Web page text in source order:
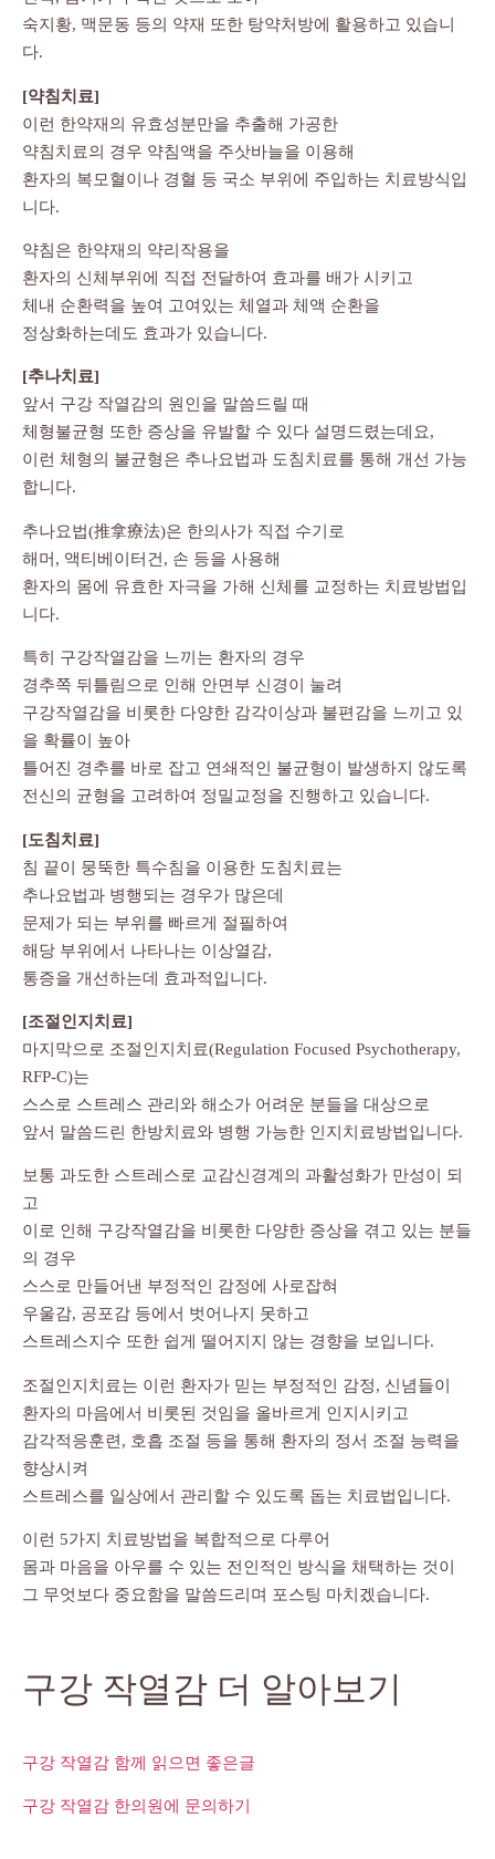
숙지황, 맥문동 등의 약재 또한 탕약처방에 활용하고 있습니
다.
[약침치료]
이런 한약재의 유효성분만을 추출해 가공한
약침치료의 경우 약침액을 주삿바늘을 이용해
환자의 복모혈이나 경혈 등 국소 부위에 주입하는 치료방식입
니다.
약침은 한약재의 약리작용을
환자의 신체부위에 직접 전달하여 효과를 배가 시키고
체내 순환력을 높여 고여있는 체열과 체액 순환을
정상화하는데도 효과가 있습니다.
[추나치료]
앞서 구강 작열감의 원인을 말씀드릴 때
체형불균형 또한 증상을 유발할 수 있다 설명드렸는데요,
이런 체형의 불균형은 추나요법과 도침치료를 통해 개선 가능
합니다.
추나요법(推拿療法)은 한의사가 직접 수기로
해머, 액티베이터건, 손 등을 사용해
환자의 몸에 유효한 자극을 가해 신체를 교정하는 치료방법입
니다.
특히 구강작열감을 느끼는 환자의 경우
경추쪽 뒤틀림으로 인해 안면부 신경이 눌려
구강작열감을 비롯한 다양한 감각이상과 불편감을 느끼고 있
을 확률이 높아
틀어진 경추를 바로 잡고 연쇄적인 불균형이 발생하지 않도록
전신의 균형을 고려하여 정밀교정을 진행하고 있습니다.
[도침치료]
침 끝이 뭉뚝한 특수침을 이용한 도침치료는
추나요법과 병행되는 경우가 많은데
문제가 되는 부위를 빠르게 절필하여
해당 부위에서 나타나는 이상열감,
통증을 개선하는데 효과적입니다.
[조절인지치료]
마지막으로 조절인지치료(Regulation Focused Psychotherapy,
RFP-C)는
스스로 스트레스 관리와 해소가 어려운 분들을 대상으로
앞서 말씀드린 한방치료와 병행 가능한 인지치료방법입니다.
보통 과도한 스트레스로 교감신경계의 과활성화가 만성이 되
고
이로 인해 구강작열감을 비롯한 다양한 증상을 겪고 있는 분들
의 경우
스스로 만들어낸 부정적인 감정에 사로잡혀
우울감, 공포감 등에서 벗어나지 못하고
스트레스지수 또한 쉽게 떨어지지 않는 경향을 보입니다.
조절인지치료는 이런 환자가 믿는 부정적인 감정, 신념들이
환자의 마음에서 비롯된 것임을 올바르게 인지시키고
감각적응훈련, 호흡 조절 등을 통해 환자의 정서 조절 능력을
향상시켜
스트레스를 일상에서 관리할 수 있도록 돕는 치료법입니다.
이런 5가지 치료방법을 복합적으로 다루어
몸과 마음을 아우를 수 있는 전인적인 방식을 채택하는 것이
그 무엇보다 중요함을 말씀드리며 포스팅 마치겠습니다.
구강 작열감 더 알아보기
구강 작열감 함께 읽으면 좋은글
구강 작열감 한의원에 문의하기